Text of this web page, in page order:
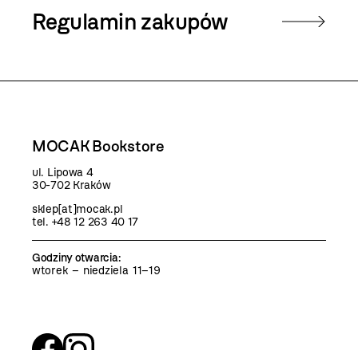
Regulamin zakupów
MOCAK Bookstore
ul. Lipowa 4
30-702 Kraków
sklep[at]mocak.pl
tel. +48 12 263 40 17
Godziny otwarcia:
wtorek – niedziela 11–19